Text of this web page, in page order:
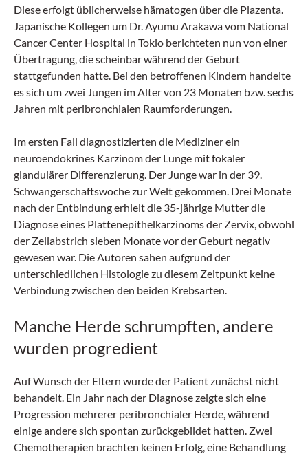
Diese erfolgt üblicherweise hämatogen über die Plazenta.
Japanische Kollegen um Dr. Ayumu Arakawa vom National
Cancer Center Hospital in Tokio berichteten nun von einer
Übertragung, die scheinbar während der Geburt
stattgefunden hatte. Bei den betroffenen Kindern handelte
es sich um zwei Jungen im Alter von 23 Monaten bzw. sechs
Jahren mit peribronchialen Raumforderungen.
Im ersten Fall diagnostizierten die Mediziner ein
neuroendokrines Karzinom der Lunge mit fokaler
glandulärer Differenzierung. Der Junge war in der 39.
Schwangerschaftswoche zur Welt gekommen. Drei Monate
nach der Entbindung erhielt die 35-jährige Mutter die
Diagnose eines Plattenepithelkarzinoms der Zervix, obwohl
der Zellabstrich sieben Monate vor der Geburt negativ
gewesen war. Die Autoren sahen aufgrund der
unterschiedlichen Histologie zu diesem Zeitpunkt keine
Verbindung zwischen den beiden Krebsarten.
Manche Herde schrumpften, andere
wurden progredient
Auf Wunsch der Eltern wurde der Patient zunächst nicht
behandelt. Ein Jahr nach der Diagnose zeigte sich eine
Progression mehrerer peribronchialer Herde, während
einige andere sich spontan zurückgebildet hatten. Zwei
Chemotherapien brachten keinen Erfolg, eine Behandlung